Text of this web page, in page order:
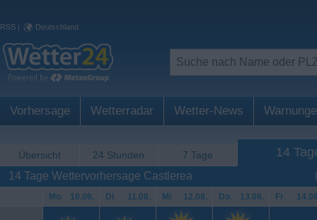
RSS | Deutschland
Vorhersage Wetterradar Wetter-News
Übersicht 24 Stunden 7 Tage 14
14 Tage Wettervorhersage Castlerea
Mo. 10.08. Di. 11.08. Mi. 12.08. Do. 13.08. Fr.